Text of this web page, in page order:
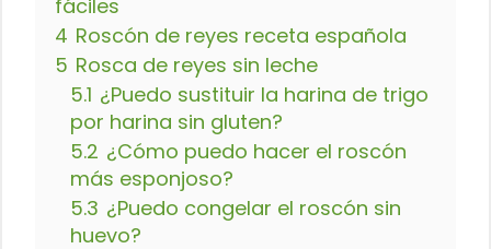
fáciles
4 Roscón de reyes receta española
5 Rosca de reyes sin leche
5.1 ¿Puedo sustituir la harina de trigo
por harina sin gluten?
5.2 ¿Cómo puedo hacer el roscón
más esponjoso?
5.3 ¿Puedo congelar el roscón sin
huevo?